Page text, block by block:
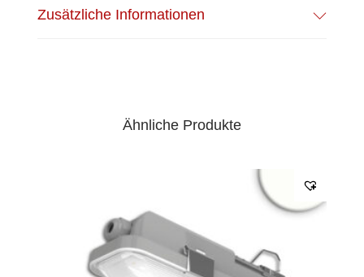
reinigen und entfetten! Nicht wieder ablösen!
Zusätzliche Informationen
Ähnliche Produkte